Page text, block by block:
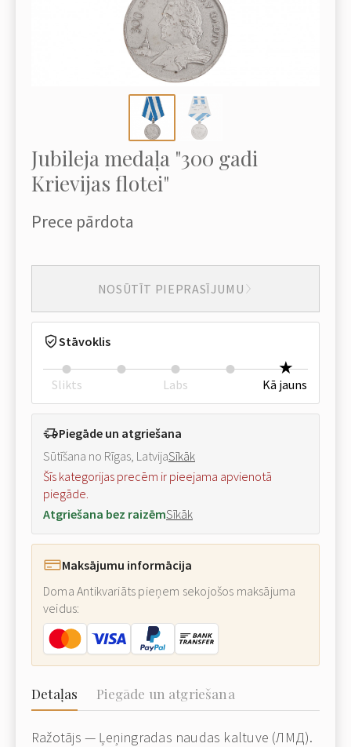
Jubileja medaļa "300 gadi
Krievijas flotei"
Prece pārdota
NOSŪTĪT PIEPRASĪJUMU
Stāvoklis
Slikts Labs Kā jauns
Piegāde un atgriešana
Sūtīšana no Rīgas, LatvijaSīkāk
Šīs kategorijas precēm ir pieejama apvienotā
piegāde.
Atgriešana bez raizēmSīkāk
Maksājumu informācija
Doma Antikvariāts pieņem sekojošos maksājuma
veidus:
Detaļas Piegāde un atgriešana
Ražotājs — Ļeņingradas naudas kaltuve (ЛМД).